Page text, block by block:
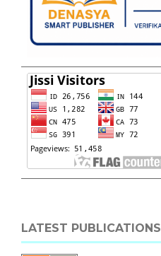
LATEST PUBLICATIONS